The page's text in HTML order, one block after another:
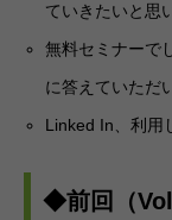
ていきたいと思
無料セミナーで
に答えていただ
Linked In、利用
◆前回（